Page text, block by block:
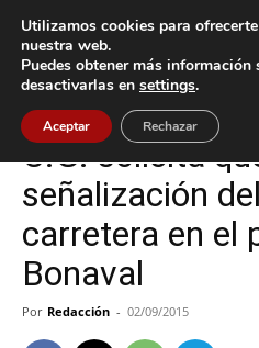
Inicio Oia
Oia
C.G. solicita
señalización
carretera en el
Bonaval
Por Redacción - 02/09/2015
Utilizamos cookies para
nuestra web.
Puedes obtener más
desactivarlas en settings.
Aceptar Rechazar